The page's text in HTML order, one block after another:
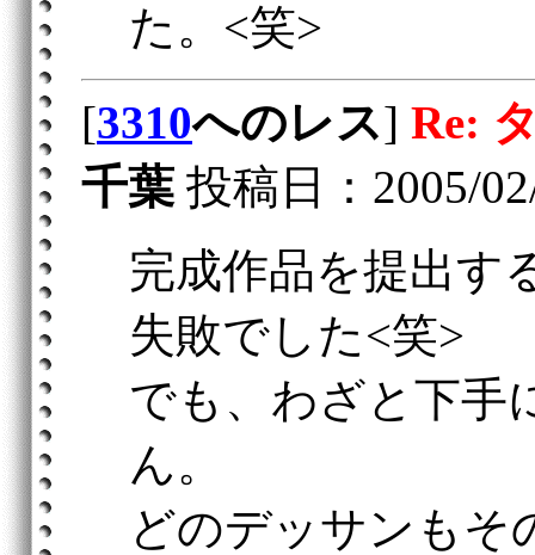
た。<笑>
[3310へのレス] Re:
千葉 投稿日：2005/
完成作品を提出す
失敗でした<笑>
でも、わざと下手
ん。
どのデッサンもそ